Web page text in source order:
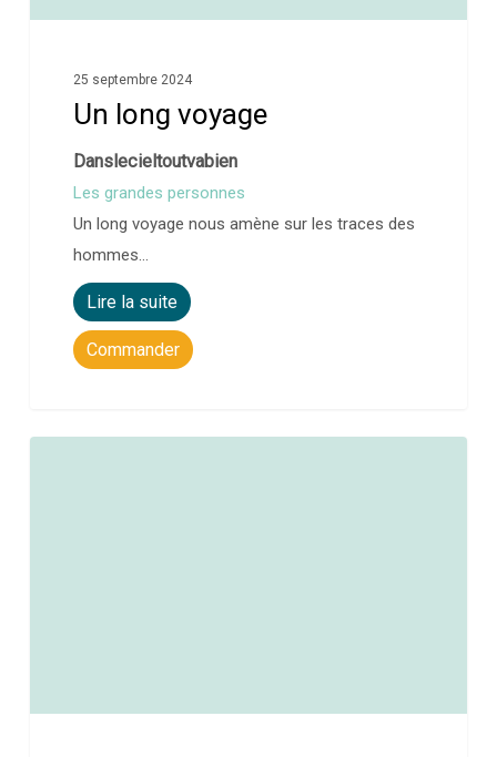
25 septembre 2024
Un long voyage
Danslecieltoutvabien
Les grandes personnes
Un long voyage nous amène sur les traces des
hommes…
Lire la suite
Commander